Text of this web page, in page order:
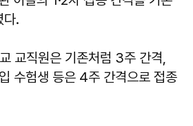
다.
교직원은 기존처럼 3주 간격,
수험생 등은 4주 간격으로 접종